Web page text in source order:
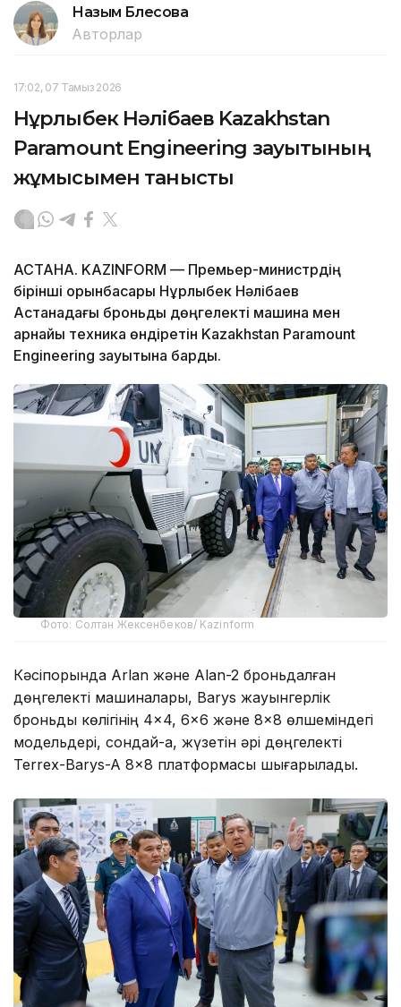
Назым Бөлесова
Авторлар
17:02, 07 Тамыз 2026
Нұрлыбек Нәлібаев Kazakhstan
Paramount Engineering зауытының
жұмысымен танысты
АСТАНА. KAZINFORM — Премьер-министрдің
бірінші орынбасары Нұрлыбек Нәлібаев
Астанадағы броньды дөңгелекті машина мен
арнайы техника өндіретін Kazakhstan Paramount
Engineering зауытына барды.
Фото: Солтан Жексенбеков/ Kazinform
Кәсіпорында Arlan және Alan-2 броньдалған
дөңгелекті машиналары, Barys жауынгерлік
броньды көлігінің 4×4, 6×6 және 8×8 өлшеміндегі
модельдері, сондай-ақ, жүзетін әрі дөңгелекті
Terrex-Barys-A 8×8 платформасы шығарылады.